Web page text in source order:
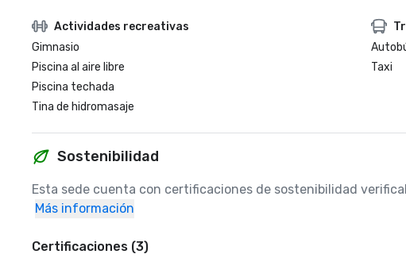
Actividades recreativas
Gimnasio
Piscina al aire libre
Piscina techada
Tina de hidromasaje
Taxi
Sostenibilidad
Esta sede cuenta con certificaciones de sostenibilidad
Más información
Certificaciones (3)